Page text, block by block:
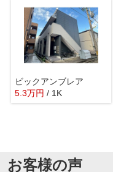
ビックアンブレア
5.3万円 / 1K
お客様の声